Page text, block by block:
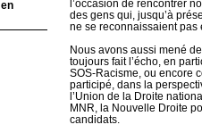
l’occasion de rencontrer
des gens qui, jusqu’à
ne se reconnaissaient pas
Nous avons aussi mené
toujours fait l’écho, en
SOS-Racisme, ou encore
participé, dans la
l’Union de la Droite
MNR, la Nouvelle Droite
candidats.